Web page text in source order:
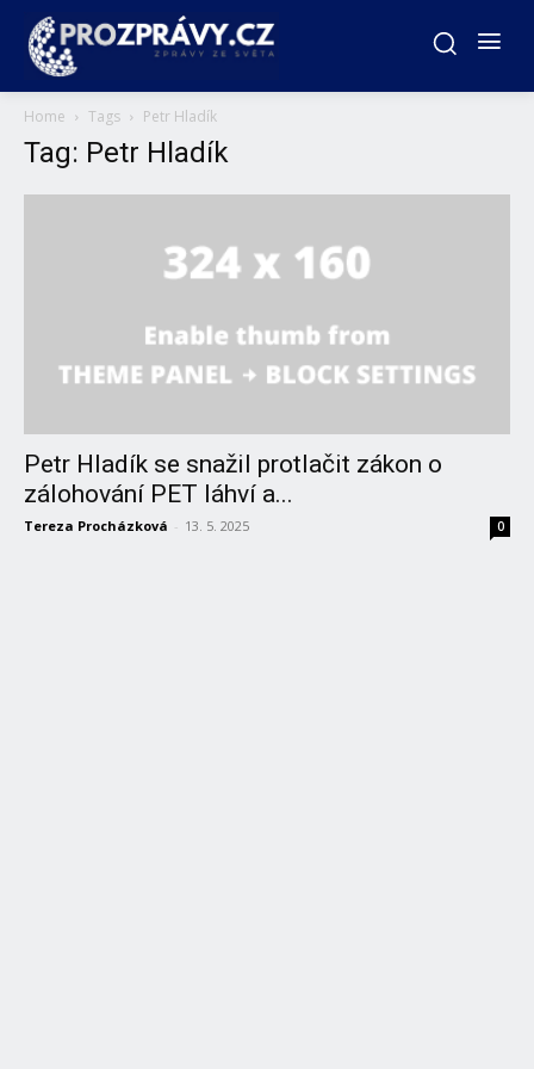
Home Tags Petr Hladík
Tag: Petr Hladík
Petr Hladík se snažil protlačit zákon o
zálohování PET láhví a...
Tereza Procházková - 13. 5. 2025 0